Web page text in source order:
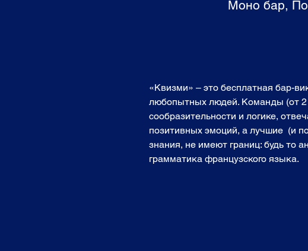
Моно бар,
«Квизми» – это бесплатная бар-
любопытных людей. Команды (от 2
сообразительности и логике,
позитивных эмоций, а лучшие  (и
знания, не имеют границ: будь то
грамматика французского языка.